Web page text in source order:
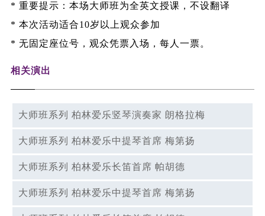
* 重要提示：本场大师班为全英文授课，不设翻译
* 本次活动适合10岁以上观众参加
* 无固定座位号，观众凭票入场，每人一票。
相关演出
大师班系列 柏林爱乐竖琴演奏家 朗格拉梅
大师班系列 柏林爱乐中提琴首席 梅第扬
大师班系列 柏林爱乐长笛首席 帕胡德
大师班系列 柏林爱乐中提琴首席 梅第扬